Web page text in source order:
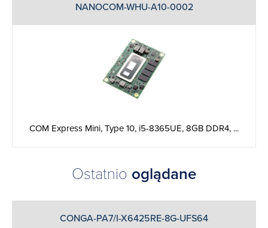
NANOCOM-WHU-A10-0002
COM Express Mini, Type 10, i5-8365UE, 8GB DDR4, ...
Ostatnio oglądane
CONGA-PA7/I-X6425RE-8G-UFS64